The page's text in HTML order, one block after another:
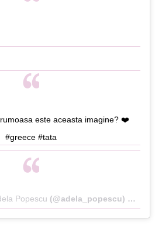
este aceasta imagine? ❤️
#greece #tata
Popescu (@adela_popescu) on